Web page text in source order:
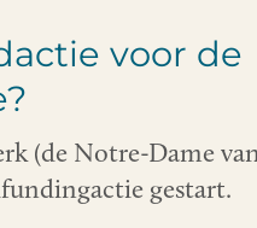
voor de
(de Notre-Dame
gestart.